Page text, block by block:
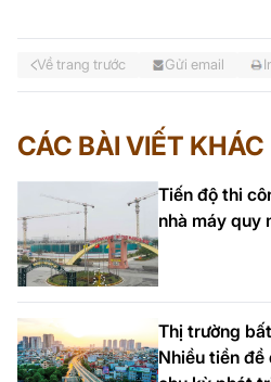
Về trang trước Gửi email
CÁC BÀI VIẾT KHÁC
Tiến độ thi
nhà máy quy
Thị trường
Nhiều tiền đề